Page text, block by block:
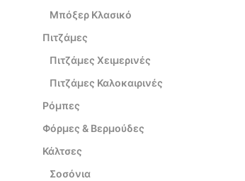
Μπόξερ Κλασικό
Πιτζάμες
Πιτζάμες Χειμερινές
Πιτζάμες Καλοκαιρινές
Ρόμπες
Φόρμες & Βερμούδες
Κάλτσες
Σοσόνια